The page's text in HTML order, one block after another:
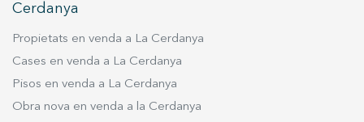
Cerdanya
Propietats en venda a La Cerdanya
Cases en venda a La Cerdanya
Pisos en venda a La Cerdanya
Obra nova en venda a la Cerdanya